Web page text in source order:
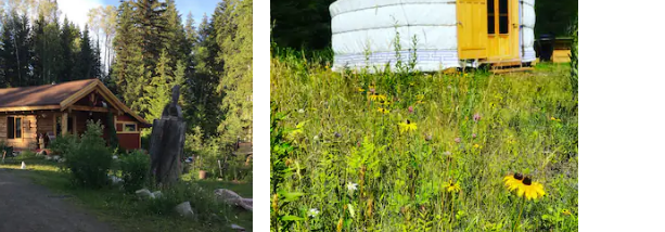
的平均評分（滿分 5 分）